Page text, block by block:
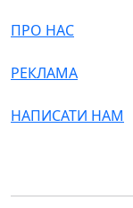
ПРО НАС
РЕКЛАМА
НАПИСАТИ НАМ